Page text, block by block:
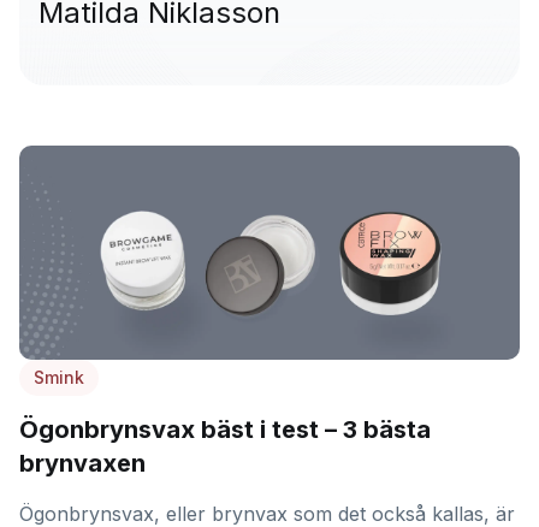
Matilda Niklasson
Smink
Ögonbrynsvax bäst i test – 3 bästa
brynvaxen
Ögonbrynsvax, eller brynvax som det också kallas, är